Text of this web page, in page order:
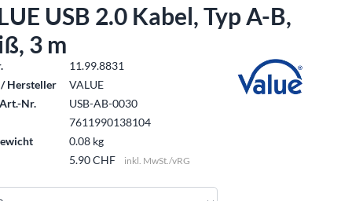
USB 2.0 Kabel, Typ A-B,
3 m
11.99.8831
Hersteller
VALUE
Nr.
USB-AB-0030
7611990138104
0.08 kg
5.90 CHF
inkl. MwSt./vRG